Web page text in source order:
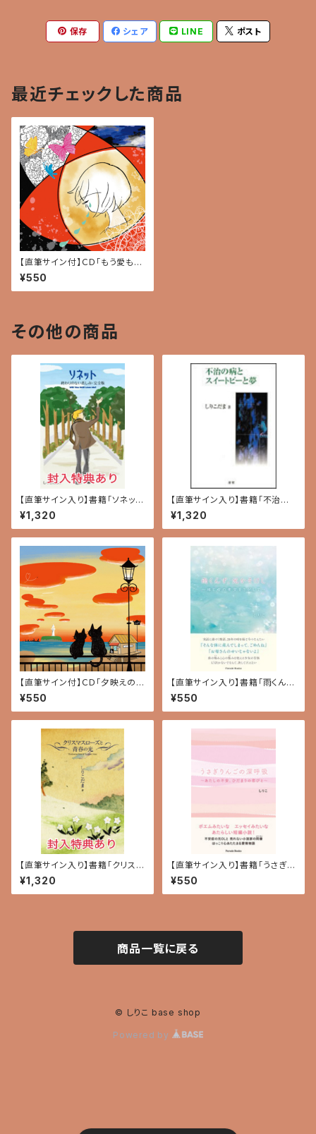
保存 シェア LINE ポスト
最近チェックした商品
【直筆サイン付】ＣＤ「もう愛も優
しさもいらないよ」（コンセプト・
アルバム）
¥550
その他の商品
【直筆サイン入り】書籍「ソネット
（終わりのない悲しみ・完全
版）〜Will You Still Love M
e？〜」
¥1,320
【直筆サイン入り】書籍「不治の
病とスイートピーと夢」
¥1,320
【直筆サイン付】ＣＤ「夕映えの空
にキュンとなった」（最新オリジ
ナル・アルバム）
¥550
【直筆サイン入り】書籍「雨くん
ず、光かそけし ～娘と母の青空
をさがして～」
¥550
【直筆サイン入り】書籍「クリスマ
スローズと青春の光 〜To Kno
w You Is To Love You〜」
¥1,320
【直筆サイン入り】書籍「うさぎり
んごりんごの深呼吸 ～あたしの
不安、ひだまりの恋びと～」
¥550
商品一覧に戻る
© しりこ base shop
Powered by